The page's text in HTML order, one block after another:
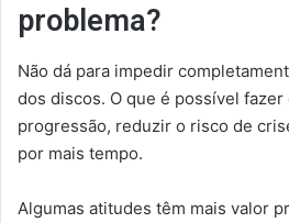
problema?
Não dá para impedir
dos discos. O que é possível fazer
progressão, reduzir o risco de
por mais tempo.
Algumas atitudes têm mais valor